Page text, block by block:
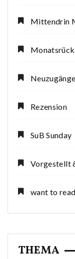
Mittendrin
Neuzugänge
Rezension
SuB Sunday
Vorgestellt
want to read
THEMA